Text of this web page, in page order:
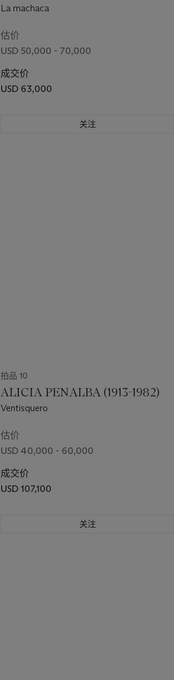
La machaca
估价
USD 50,000 - 70,000
成交价
USD 63,000
关注
拍品 10
ALICIA PENALBA (1913-1982)
Ventisquero
估价
USD 40,000 - 60,000
成交价
USD 107,100
关注